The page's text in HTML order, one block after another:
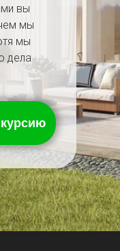
вы
мы
мы
дела